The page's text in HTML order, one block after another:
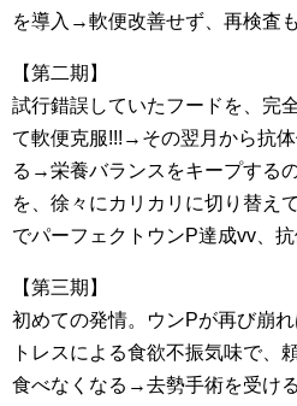
を導入→軟便改善せず、再検査
【第二期】
試行錯誤していたフードを、完
て軟便克服!!!→その翌月から抗
る→栄養バランスをキープする
を、徐々にカリカリに切り替え
でパーフェクトウンP達成vv、
【第三期】
初めての発情。ウンPが再び崩
トレスによる食欲不振気味で、
食べなくなる→去勢手術を受け